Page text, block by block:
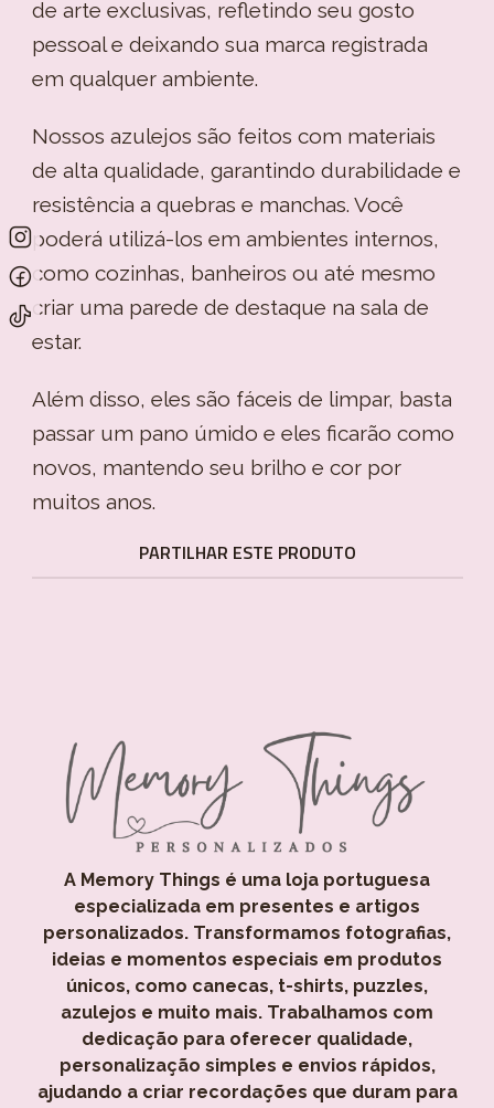
de arte exclusivas, refletindo seu gosto
pessoal e deixando sua marca registrada
em qualquer ambiente.
Nossos azulejos são feitos com materiais
de alta qualidade, garantindo durabilidade e
resistência a quebras e manchas. Você
poderá utilizá-los em ambientes internos,
como cozinhas, banheiros ou até mesmo
criar uma parede de destaque na sala de
estar.
Além disso, eles são fáceis de limpar, basta
passar um pano úmido e eles ficarão como
novos, mantendo seu brilho e cor por
muitos anos.
PARTILHAR ESTE PRODUTO
A Memory Things é uma loja portuguesa
especializada em presentes e artigos
personalizados. Transformamos fotografias,
ideias e momentos especiais em produtos
únicos, como canecas, t-shirts, puzzles,
azulejos e muito mais. Trabalhamos com
dedicação para oferecer qualidade,
personalização simples e envios rápidos,
ajudando a criar recordações que duram para